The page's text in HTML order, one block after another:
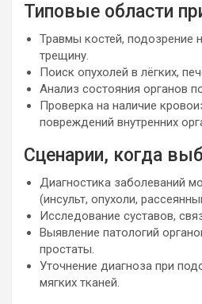
Типовые области
Травмы костей, подозрение
трещину.
Поиск опухолей в лёгких,
Анализ состояния органов
Проверка на наличие
повреждений внутренних
Сценарии, когда
Диагностика заболеваний
(инсульт, опухоли,
Исследование суставов,
Выявление патологий
простаты.
Уточнение диагноза при
мягких тканей.